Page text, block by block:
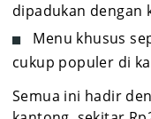
dipadukan dengan
Menu khusus
cukup populer di
Semua ini hadir